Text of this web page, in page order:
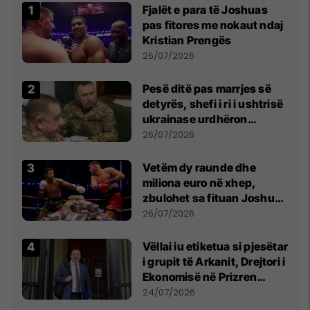
Fjalët e para të Joshuas
pas fitores me nokaut ndaj
Kristian Prengës
26/07/2026
Pesë ditë pas marrjes së
detyrës, shefi i ri i ushtrisë
ukrainase urdhëron
kontroll të madh
26/07/2026
Vetëm dy raunde dhe
miliona euro në xhep,
zbulohet sa fituan Joshua
e Prenga
26/07/2026
Vëllai iu etiketua si pjesëtar
i grupit të Arkanit, Drejtori i
Ekonomisë në Prizren
mohon pretendimet
24/07/2026